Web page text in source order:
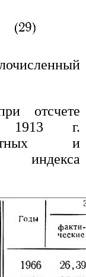
отсчете
1913 г.
и
индекса